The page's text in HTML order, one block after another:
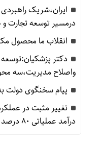
ایران،شریک راهبردی
درمسیر توسعه تجارت
انقلاب ما محصول
دکتر پزشکیان:توسعه
واصلاح مدیریت،سه
پیام سخنگوی دولت
تغییر مثبت در
درآمد عملیاتی 80 درصد رشد کرد